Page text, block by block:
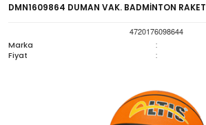
DMN1609864 DUMAN VAK. BADMİNTON RAKET
4720176098644
Marka
:
Fiyat :